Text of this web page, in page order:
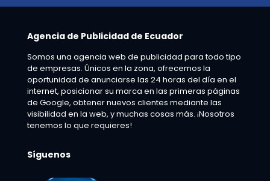
Agencia de Publicidad de Ecuador
Somos una agencia web de publicidad para todo tipo
de empresas. Únicos en la zona, ofrecemos la
oportunidad de anunciarse las 24 horas del día en el
internet, posicionar su marca en las primeras páginas
de Google, obtener nuevos clientes mediante las
visibilidad en la web, y muchas cosas más. ¡Nosotros
tenemos lo que requieres!
Síguenos